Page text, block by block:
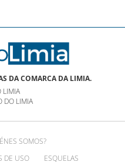
DA COMARCA DA LIMIA.
LIMIA
DO LIMIA
SOMOS?
DE USO
ESQUELAS